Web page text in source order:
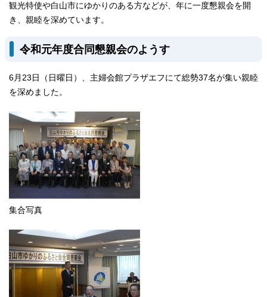
観光特使や白山市にゆかりのある方などが、年に一度懇親会を開
き、親睦を深めています。
令和元年度合同懇親会のようす
6月23日（日曜日）、主婦会館プラザエフにて総勢37名が集い親睦
を深めました。
集合写真